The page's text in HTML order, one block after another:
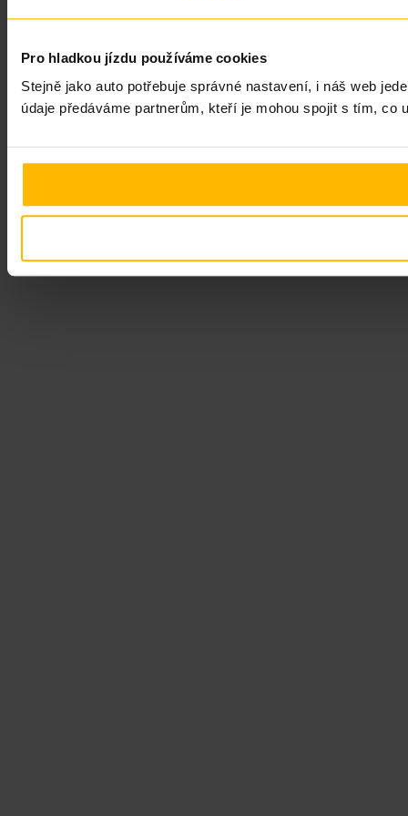
Pro hladkou jízdu používáme cookies
Stejně jako auto potřebuje správné nastavení, i náš web
údaje předáváme partnerům, kteří je mohou spojit s tím, co